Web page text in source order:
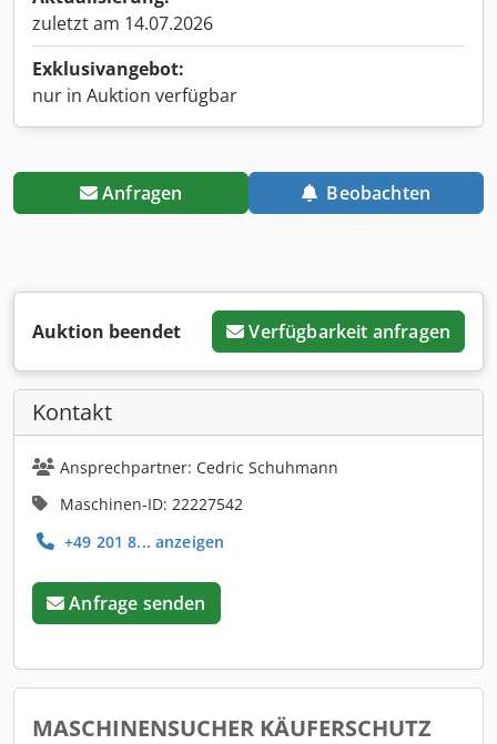
zuletzt am 14.07.2026
Exklusivangebot:
nur in Auktion verfügbar
Anfragen Beobachten
Auktion beendet Verfügbarkeit anfragen
Kontakt
Ansprechpartner: Cedric Schuhmann
Maschinen-ID: 22227542
+49 201 8... anzeigen
Anfrage senden
MASCHINENSUCHER KÄUFERSCHUTZ